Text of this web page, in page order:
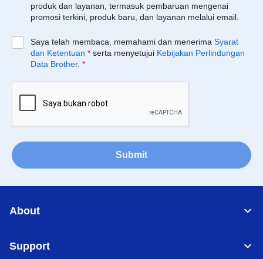
produk dan layanan, termasuk pembaruan mengenai
promosi terkini, produk baru, dan layanan melalui email.
Saya telah membaca, memahami dan menerima Syarat
dan Ketentuan * serta menyetujui Kebijakan Perlindungan
Data Brother. *
Submit
About
Support